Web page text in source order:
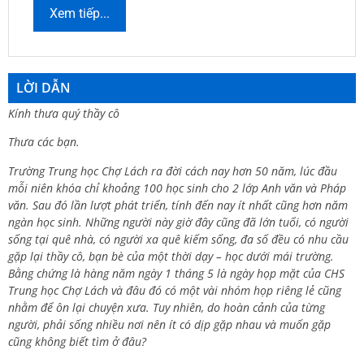
Xem tiếp...
LỜI DẪN
Kính thưa quý thầy cô
Thưa các bạn.
Trường Trung học Chợ Lách ra đời cách nay hơn 50 năm, lúc đầu
mỗi niên khóa chỉ khoảng 100 học sinh cho 2 lớp Anh văn và Pháp
văn. Sau đó lần lượt phát triển, tính đến nay ít nhất cũng hơn năm
ngàn học sinh. Những người này giờ đây cũng đã lớn tuổi, có người
sống tại quê nhà, có người xa quê kiếm sống, đa số đều có nhu cầu
gặp lại thầy cô, bạn bè của một thời dạy – học dưới mái trường.
Bằng chứng là hàng năm ngày 1 tháng 5 là ngày họp mặt của CHS
Trung học Chợ Lách và đâu đó có một vài nhóm họp riêng lẻ cũng
nhằm để ôn lại chuyện xưa. Tuy nhiên, do hoàn cảnh của từng
người, phải sống nhiều nơi nên ít có dịp gặp nhau và muốn gặp
cũng không biết tìm ở đâu?